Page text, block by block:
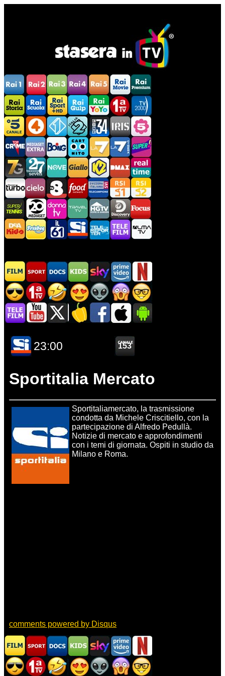
Sportitalia Mercato
Sportitaliamercato, la trasmissione
condotta da Michele Criscitiello, con la
partecipazione di Alfredo Pedullà.
Notizie di mercato e approfondimenti
con i temi di giornata. Ospiti in studio da
Milano e Roma.
comments powered by Disqus